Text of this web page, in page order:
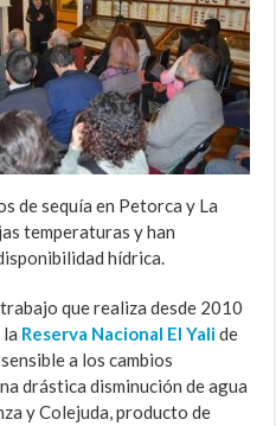
de sequía en Petorca y La
temperaturas y han
hídrica.
que realiza desde 2010
Reserva Nacional El Yalide
a los cambios
drástica disminución de agua
y Colejuda, producto de